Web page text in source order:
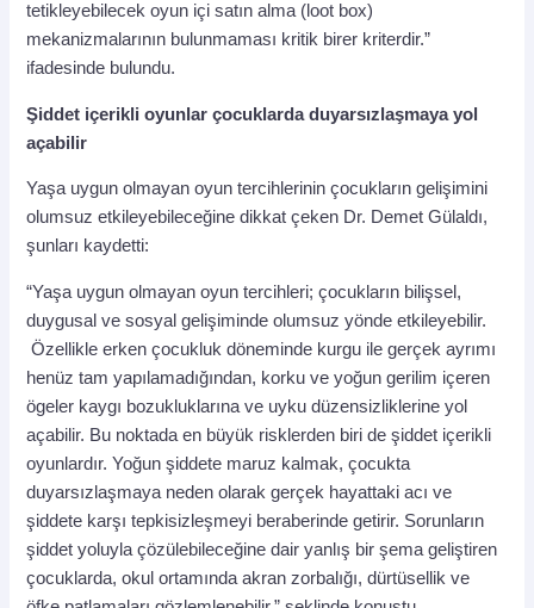
tetikleyebilecek oyun içi satın alma (loot box)
mekanizmalarının bulunmaması kritik birer kriterdir.”
ifadesinde bulundu.
Şiddet içerikli oyunlar çocuklarda duyarsızlaşmaya yol
açabilir
Yaşa uygun olmayan oyun tercihlerinin çocukların gelişimini
olumsuz etkileyebileceğine dikkat çeken Dr. Demet Gülaldı,
şunları kaydetti:
“Yaşa uygun olmayan oyun tercihleri; çocukların bilişsel,
duygusal ve sosyal gelişiminde olumsuz yönde etkileyebilir.
Özellikle erken çocukluk döneminde kurgu ile gerçek ayrımı
henüz tam yapılamadığından, korku ve yoğun gerilim içeren
ögeler kaygı bozukluklarına ve uyku düzensizliklerine yol
açabilir. Bu noktada en büyük risklerden biri de şiddet içerikli
oyunlardır. Yoğun şiddete maruz kalmak, çocukta
duyarsızlaşmaya neden olarak gerçek hayattaki acı ve
şiddete karşı tepkisizleşmeyi beraberinde getirir. Sorunların
şiddet yoluyla çözülebileceğine dair yanlış bir şema geliştiren
çocuklarda, okul ortamında akran zorbalığı, dürtüsellik ve